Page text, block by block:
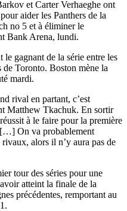
et Carter Verhaeghe ont
aider les Panthers de la
no 5 et à éliminer le
Bank Arena, lundi.
gagnant de la série entre les
Toronto. Boston mène la
mardi.
rival en partant, c’est
Matthew Tkachuk. En sortir
à le faire pour la première
[…] On va probablement
alors il n’y aura pas de
tour des séries pour une
atteint la finale de la
précédentes, remportant au